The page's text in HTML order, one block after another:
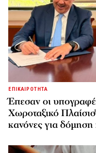
ΕΠΙΚΑΙΡΟΤΗΤΑ
Έπεσαν οι
Χωροταξικό
κανόνες για δόμηση